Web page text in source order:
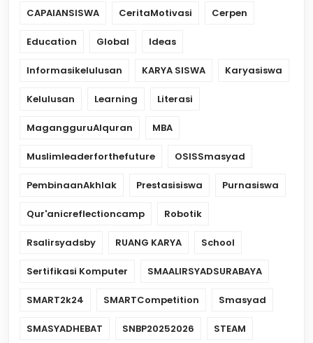
CAPAIANSISWA CeritaMotivasi Cerpen
Education Global Ideas
Informasikelulusan KARYA SISWA Karyasiswa
Kelulusan Learning Literasi
MagangguruAlquran MBA
Muslimleaderforthefuture OSISSmasyad
PembinaanAkhlak Prestasisiswa Purnasiswa
Qur'anicreflectioncamp Robotik
Rsalirsyadsby RUANG KARYA School
Sertifikasi Komputer SMAALIRSYADSURABAYA
SMART2k24 SMARTCompetition Smasyad
SMASYADHEBAT SNBP20252026 STEAM